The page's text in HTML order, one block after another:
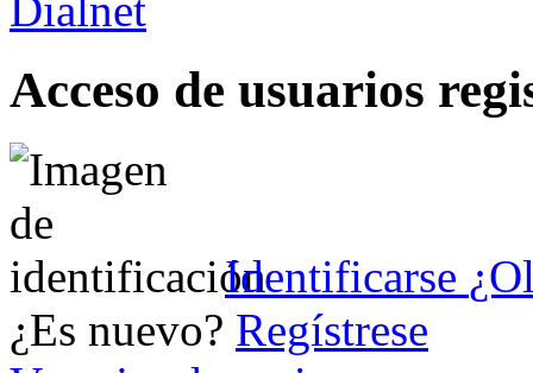
Acceso de usuarios
Identificarse
¿Es nuevo? Regístrese